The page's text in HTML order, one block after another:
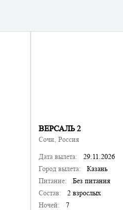
ВЕРСАЛЬ 2
Сочи, Россия
Дата вылета:
29.11.2026
Город вылета:
Казань
Питание:
Без питания
Состав:
2 взрослых
Ночей:
7